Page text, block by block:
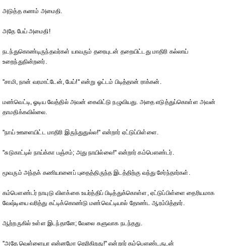
அடுத்த கணம் அமைதி.
அதே பேய் அமைதி!
நடந்துகொண்டிருந்தவர்கள் யாவரும் தரையுடன் தறையிட்டது மாதிரி கல்லாய்
உறைந்துநின்றனர்.
''சாமி, நான் வரமாட்டேன், பேய்!'' என்று ஓட்டம் பிடித்தான் ராக்கன்.
மண்வெட்டி, ஓடிய வேத்தில் அவன் கைவிட்டு நழுவியது. அதை எடுத்துப்கொள்ள அவன்
தாமதிக்கவில்லை.
''நாய் ஊளையிட்ட மாதிரி இருந்துதுல்ல!'' என்றார் ஏட்டுப்பிள்ளை.
''சுடுகாட்டில் நாய்க்கா பஞ்சம்; அது நாயில்லை!'' என்றார் கம்பௌண்டர்.
மூவரும் அந்தக் கணியானைப் புதைத்திருந்த இடத்திற்கு வந்து சேர்ந்தார்கள்.
கம்பௌண்டர் நாயுடு விளக்கை உயர்த்திப் பிடித்துக்கொள்ள, ஏட்டுப்பிள்ளை தைரியமாக
வேஷ்டியை வரித்து கட்டிக்கொண்டு மண்வெட்டியால் தோண்ட ஆரம்பித்தார்.
ஆற்றருகில் உள்ள இடந்தானே; வேலை சுளுவாக நடந்தது.
''அதே வெள்ளையா என்னமோ தெரிகிறது!'' என்றார் கம்பௌண்டருடன்